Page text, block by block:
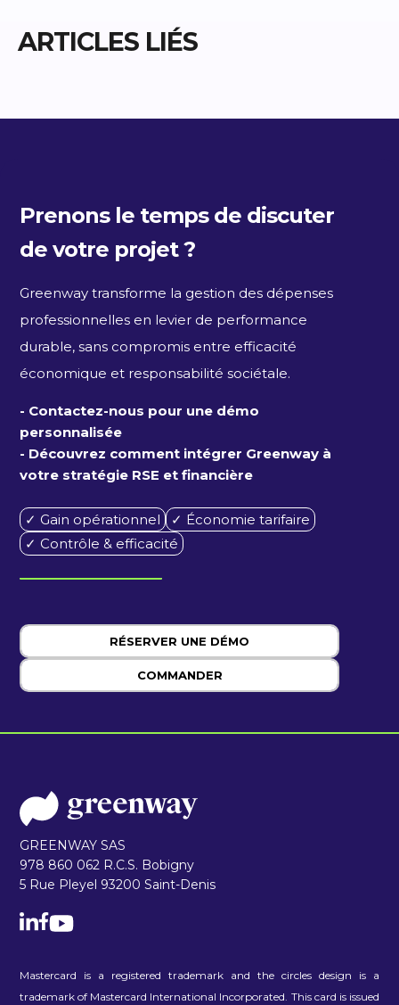
ARTICLES LIÉS
Prenons le temps de discuter
de votre projet ?
Greenway transforme la gestion des dépenses
professionnelles en levier de performance
durable, sans compromis entre efficacité
économique et responsabilité sociétale.
- Contactez-nous pour une démo
personnalisée
- Découvrez comment intégrer Greenway à
votre stratégie RSE et financière
✓ Gain opérationnel
✓ Économie tarifaire
✓ Contrôle & efficacité
RÉSERVER UNE DÉMO
COMMANDER
GREENWAY SAS
978 860 062 R.C.S. Bobigny
5 Rue Pleyel 93200 Saint-Denis
Mastercard is a registered trademark and the circles design is a
trademark of Mastercard International Incorporated. This card is issued